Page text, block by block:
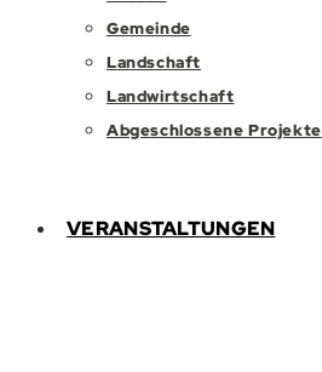
Gemeinde
Landschaft
Landwirtschaft
Abgeschlossene Projekte
VERANSTALTUNGEN